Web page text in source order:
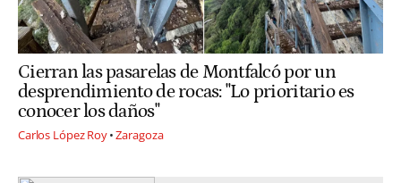
Cierran las pasarelas de Montfalcó por un
desprendimiento de rocas: "Lo prioritario es
conocer los daños"
Carlos López Roy Zaragoza